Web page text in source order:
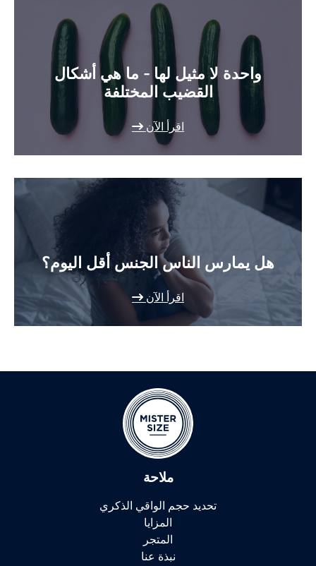
واحدة لا مثيل لها - ما هي أشكال
القضيب المختلفة
اقرأ الآن
هل يمارس الناس الجنس أقل اليوم؟
اقرأ الآن
ملاحة
تحديد حجم الواقي الذكري
المزايا
المتجر
نبذة عنا